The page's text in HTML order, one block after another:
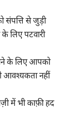
संपत्ति से जुड़ी
के लिए पटवारी
के लिए आपको
आवश्यकता नहीं
में भी काफ़ी हद